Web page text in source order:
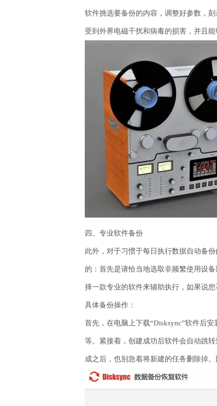
软件挑选要备份的内容，调整好参数，
受到外界电磁干扰和病毒的损害，并且
四、专业软件备份
此外，对于习惯于每日执行数据自动备
的：首先是请恰当地选取非频繁使用设
择一款专业的软件来辅助执行，如果说
具体备份操作：
首先，在电脑上下载“Disksync”软件后
等。紧接着，创建成功后软件会自动跳
成之后，也别急着将新建的任务删除掉